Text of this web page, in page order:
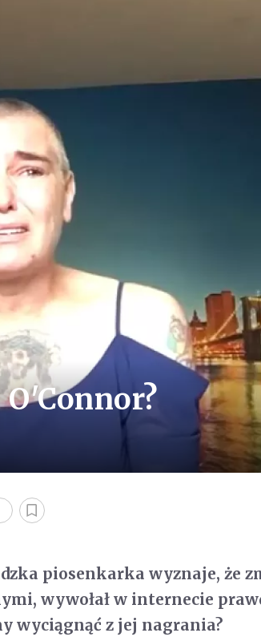
piosenkarka wyznaje, że
wywołał w internecie
wyciągnąć z jej nagrania?